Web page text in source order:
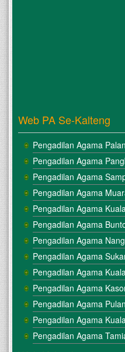
Web PA Se-Kalteng
Pengadilan Agama
Pengadilan Agama
Pengadilan Agama
Pengadilan Agama
Pengadilan Agama
Pengadilan Agama
Pengadilan Agama
Pengadilan Agama
Pengadilan Agama
Pengadilan Agama
Pengadilan Agama
Pengadilan Agama
Pengadilan Agama